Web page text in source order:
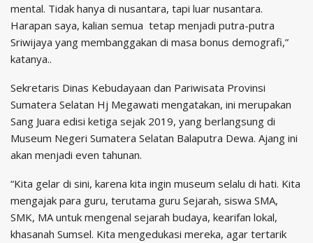
mental. Tidak hanya di nusantara, tapi luar nusantara.
Harapan saya, kalian semua tetap menjadi putra-putra
Sriwijaya yang membanggakan di masa bonus demografi,”
katanya..
Sekretaris Dinas Kebudayaan dan Pariwisata Provinsi
Sumatera Selatan Hj Megawati mengatakan, ini merupakan
Sang Juara edisi ketiga sejak 2019, yang berlangsung di
Museum Negeri Sumatera Selatan Balaputra Dewa. Ajang ini
akan menjadi even tahunan.
“Kita gelar di sini, karena kita ingin museum selalu di hati. Kita
mengajak para guru, terutama guru Sejarah, siswa SMA,
SMK, MA untuk mengenal sejarah budaya, kearifan lokal,
khasanah Sumsel. Kita mengedukasi mereka, agar tertarik